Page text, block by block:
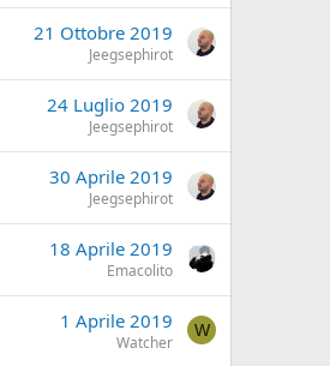
21 Ottobre 2019
Jeegsephirot
24 Luglio 2019
Jeegsephirot
30 Aprile 2019
Jeegsephirot
18 Aprile 2019
Emacolito
1 Aprile 2019
Watcher
W